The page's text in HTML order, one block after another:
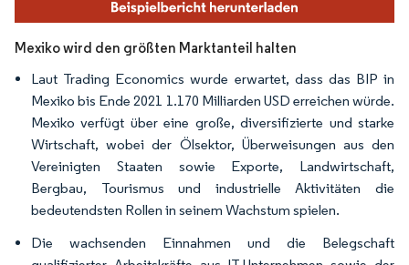
Mexiko wird den größten Marktanteil halten
Laut Trading Economics wurde erwartet, dass das BIP in
Mexiko bis Ende 2021 1.170 Milliarden USD erreichen würde.
Mexiko verfügt über eine große, diversifizierte und starke
Wirtschaft, wobei der Ölsektor, Überweisungen aus den
Vereinigten Staaten sowie Exporte, Landwirtschaft,
Bergbau, Tourismus und industrielle Aktivitäten die
bedeutendsten Rollen in seinem Wachstum spielen.
Die wachsenden Einnahmen und die Belegschaft